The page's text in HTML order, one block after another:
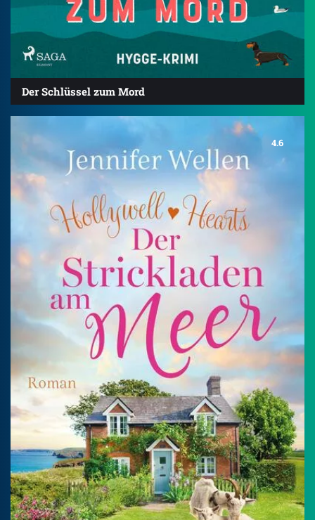
Der Schlüssel zum Mord
4.6